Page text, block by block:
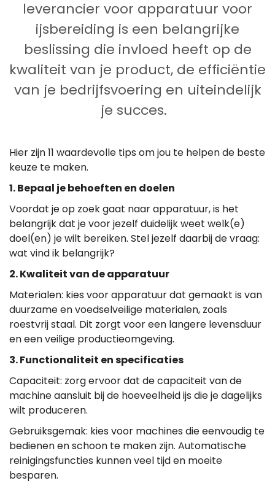
leverancier voor apparatuur voor
ijsbereiding is een belangrijke
beslissing die invloed heeft op de
kwaliteit van je product, de efficiëntie
van je bedrijfsvoering en uiteindelijk
je succes.
Hier zijn 11 waardevolle tips om jou te helpen de beste
keuze te maken.
1. Bepaal je behoeften en doelen
Voordat je op zoek gaat naar apparatuur, is het
belangrijk dat je voor jezelf duidelijk weet welk(e)
doel(en) je wilt bereiken. Stel jezelf daarbij de vraag:
wat vind ik belangrijk?
2. Kwaliteit van de apparatuur
Materialen: kies voor apparatuur dat gemaakt is van
duurzame en voedselveilige materialen, zoals
roestvrij staal. Dit zorgt voor een langere levensduur
en een veilige productieomgeving.
3. Functionaliteit en specificaties
Capaciteit: zorg ervoor dat de capaciteit van de
machine aansluit bij de hoeveelheid ijs die je dagelijks
wilt produceren.
Gebruiksgemak: kies voor machines die eenvoudig te
bedienen en schoon te maken zijn. Automatische
reinigingsfuncties kunnen veel tijd en moeite
besparen.